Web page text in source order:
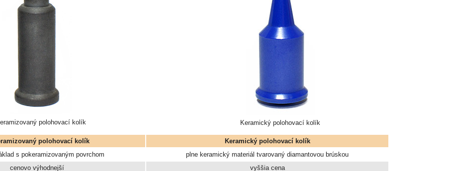
polohovací kolík Keramický polohovací kolík
polohovací kolík
Keramický polohovací kolík
s pokeramizovaným povrchom
plne keramický materiál tvarovaný diamantovou brúskou
cenovo výhodnejší
vyššia cena